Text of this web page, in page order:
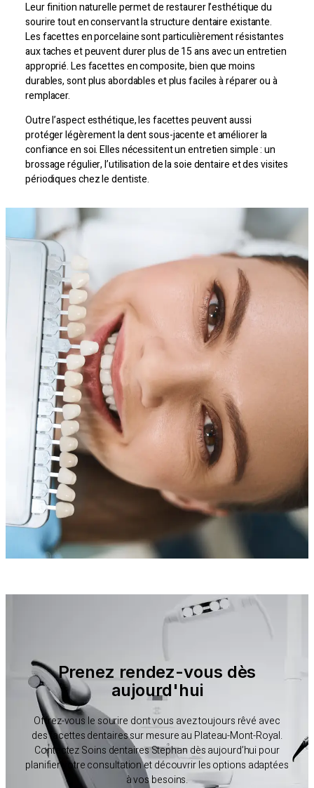
Leur finition naturelle permet de restaurer l’esthétique du
sourire tout en conservant la structure dentaire existante.
Les facettes en porcelaine sont particulièrement résistantes
aux taches et peuvent durer plus de 15 ans avec un entretien
approprié. Les facettes en composite, bien que moins
durables, sont plus abordables et plus faciles à réparer ou à
remplacer.
Outre l’aspect esthétique, les facettes peuvent aussi
protéger légèrement la dent sous-jacente et améliorer la
confiance en soi. Elles nécessitent un entretien simple : un
brossage régulier, l’utilisation de la soie dentaire et des visites
périodiques chez le dentiste.
Prenez rendez-vous dès
aujourd'hui
Offrez-vous le sourire dont vous avez toujours rêvé avec
des facettes dentaires sur mesure au Plateau-Mont-Royal.
Contactez Soins dentaires Stephan dès aujourd’hui pour
planifier votre consultation et découvrir les options adaptées
à vos besoins.